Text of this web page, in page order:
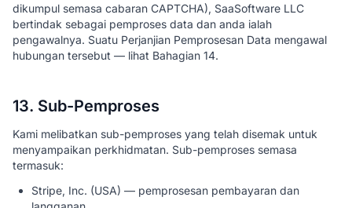
dikumpul semasa cabaran CAPTCHA), SaaSoftware LLC
bertindak sebagai pemproses data dan anda ialah
pengawalnya. Suatu Perjanjian Pemprosesan Data mengawal
hubungan tersebut — lihat Bahagian 14.
13. Sub-Pemproses
Kami melibatkan sub-pemproses yang telah disemak untuk
menyampaikan perkhidmatan. Sub-pemproses semasa
termasuk:
Stripe, Inc. (USA) — pemprosesan pembayaran dan